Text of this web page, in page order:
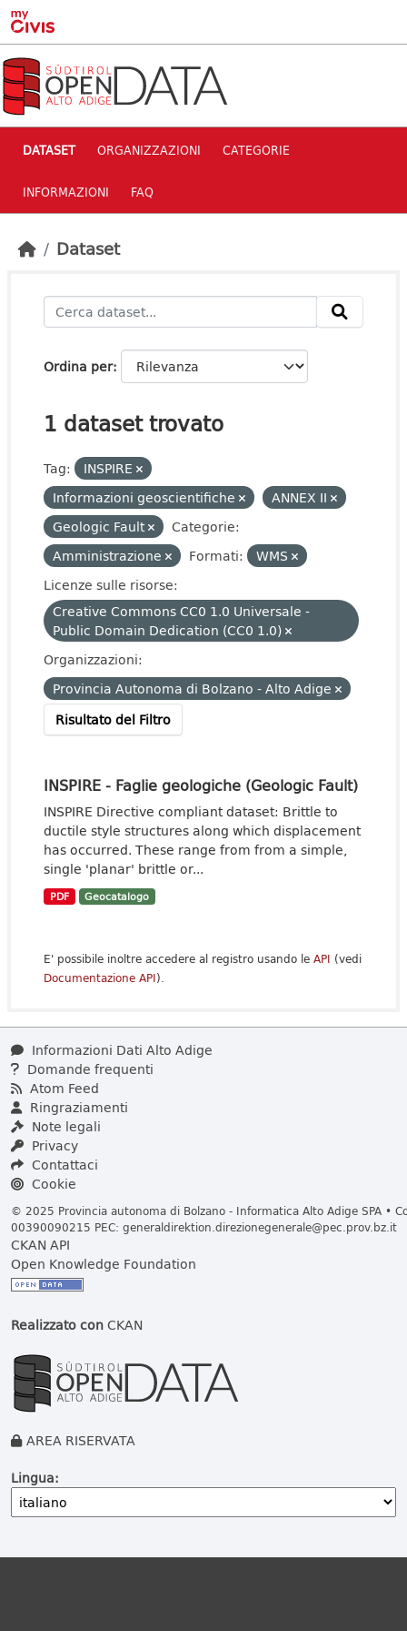
Skip to main content
DATASET ORGANIZZAZIONI CATEGORIE
INFORMAZIONI FAQ
Dataset
Ordina per
1 dataset trovato
Tag:
INSPIRE
Informazioni geoscientifiche
ANNEX II
Geologic Fault
Categorie:
Amministrazione
Formati:
WMS
Licenze sulle risorse:
Creative Commons CC0 1.0 Universale -
Public Domain Dedication (CC0 1.0)
Organizzazioni:
Provincia Autonoma di Bolzano - Alto Adige
Risultato del Filtro
INSPIRE - Faglie geologiche (Geologic Fault)
INSPIRE Directive compliant dataset: Brittle to
ductile style structures along which displacement
has occurred. These range from from a simple,
single 'planar' brittle or...
PDF Geocatalogo
E' possibile inoltre accedere al registro usando le API (vedi
Documentazione API).
Informazioni Dati Alto Adige
Domande frequenti
Atom Feed
Ringraziamenti
Note legali
Privacy
Contattaci
Cookie
© 2025 Provincia autonoma di Bolzano - Informatica Alto Adige SPA •
00390090215 PEC: generaldirektion.direzionegenerale@pec.prov.bz.it
CKAN API
Open Knowledge Foundation
Realizzato conCKAN
AREA RISERVATA
Lingua